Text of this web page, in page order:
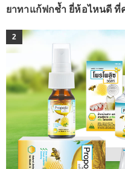
ยาทาแก้ฟกช้ำ ยี่ห้อไหนดี ที่
2